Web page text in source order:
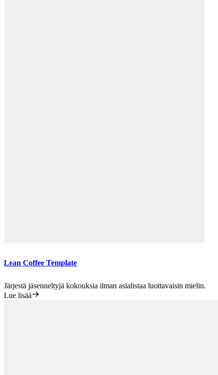
Lean Coffee Template
Järjestä jäsenneltyjä kokouksia ilman asialistaa luottavaisin mielin.
Lue lisää